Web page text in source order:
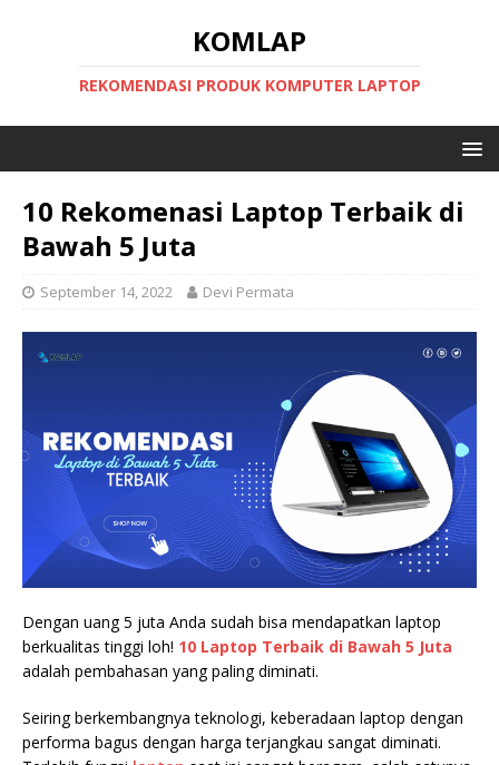
KOMLAP
REKOMENDASI PRODUK KOMPUTER LAPTOP
10 Rekomenasi Laptop Terbaik di
Bawah 5 Juta
September 14, 2022 Devi Permata
Dengan uang 5 juta Anda sudah bisa mendapatkan laptop
berkualitas tinggi loh! 10 Laptop Terbaik di Bawah 5 Juta
adalah pembahasan yang paling diminati.
Seiring berkembangnya teknologi, keberadaan laptop dengan
performa bagus dengan harga terjangkau sangat diminati.